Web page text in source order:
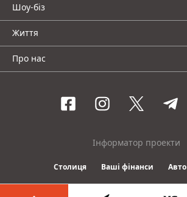
Шоу-біз
Життя
Про нас
Інформатор проекти
Столиця Ваші фінанси Авто